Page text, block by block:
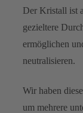
Der Kristall ist
gezieltere
ermöglichen
neutralisieren.
Wir haben
um mehrere